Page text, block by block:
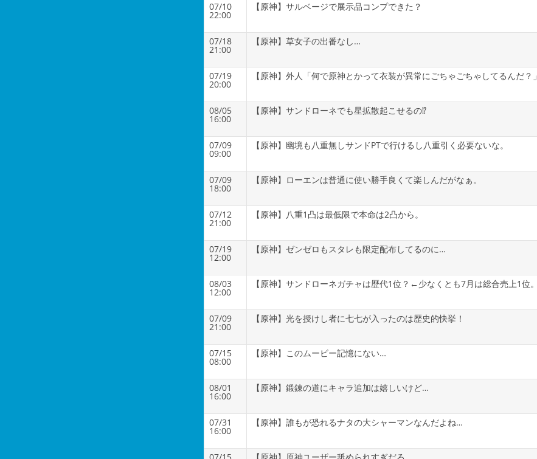
07/10
22:00
【原神】サルベージで展示品コンプできた？
07/18
21:00
【原神】草女子の出番なし…
07/19
20:00
【原神】外人「何で原神とかって衣装が異常にごちゃごちゃしてるんだ？」
08/05
16:00
【原神】サンドローネでも星拡散起こせるの⁉
07/09
09:00
【原神】幽境も八重無しサンドPTで行けるし八重引く必要ないな。
07/09
18:00
【原神】ローエンは普通に使い勝手良くて楽しんだがなぁ。
07/12
21:00
【原神】八重1凸は最低限で本命は2凸から。
07/19
12:00
【原神】ゼンゼロもスタレも限定配布してるのに…
08/03
12:00
【原神】サンドローネガチャは歴代1位？←少なくとも7月は総合売上1位。
07/09
21:00
【原神】光を授けし者に七七が入ったのは歴史的快挙！
07/15
08:00
【原神】このムービー記憶にない…
08/01
16:00
【原神】鍛錬の道にキャラ追加は嬉しいけど…
07/31
16:00
【原神】誰もが恐れるナタの大シャーマンなんだよね…